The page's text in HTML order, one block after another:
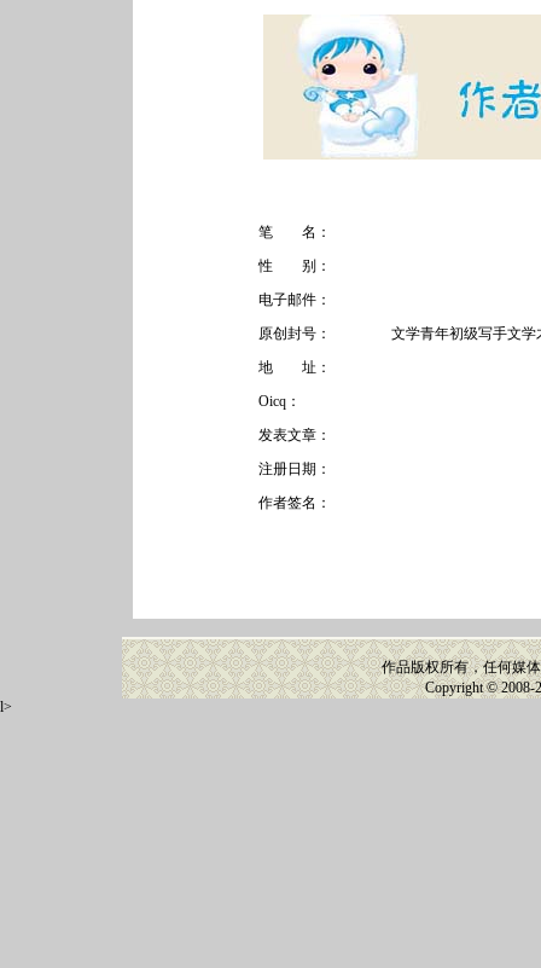
笔 名：
性 别：
电子邮件：
原创封号：
文学青年初级写手文
地 址：
Oicq：
发表文章：
注册日期：
作者签名：
作品版权所有，任何媒
Copyright © 2008-
l>